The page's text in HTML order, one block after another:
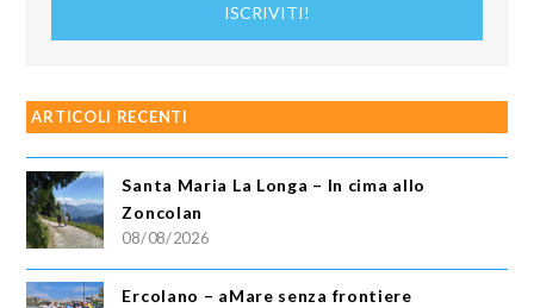
ISCRIVITI!
ARTICOLI RECENTI
Santa Maria La Longa – In cima allo
Zoncolan
08/08/2026
Ercolano – aMare senza frontiere